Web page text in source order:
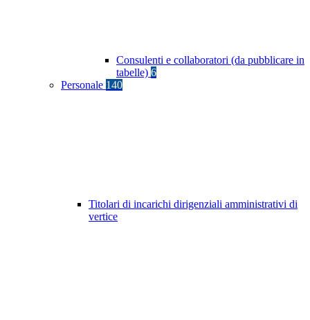
Consulenti e collaboratori (da pubblicare in
tabelle) 6
Personale 140
Titolari di incarichi dirigenziali amministrativi di
vertice